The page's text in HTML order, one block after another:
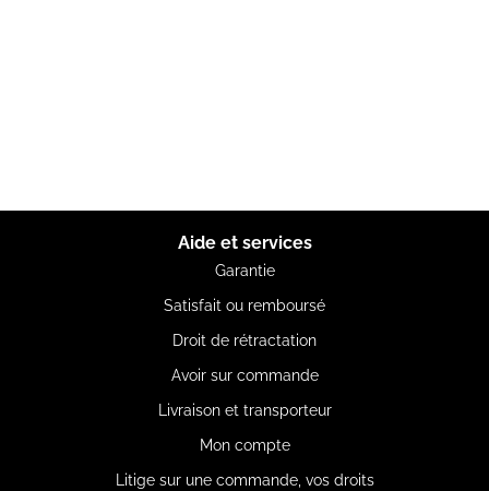
Aide et services
Garantie
Satisfait ou remboursé
Droit de rétractation
Avoir sur commande
Livraison et transporteur
Mon compte
Litige sur une commande, vos droits